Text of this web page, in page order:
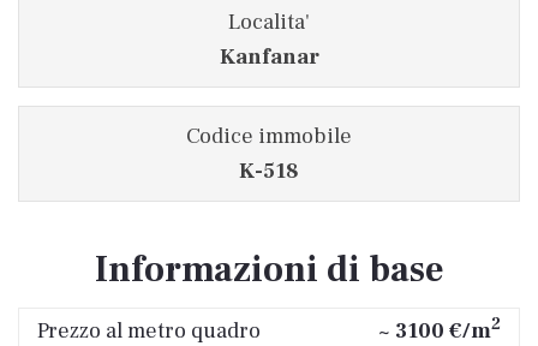
Localita'
Kanfanar
Codice immobile
K-518
Informazioni di base
Prezzo al metro quadro ~ 3100 €/m2